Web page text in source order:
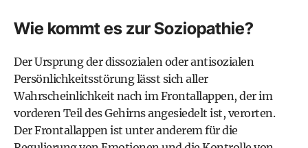
Wie kommt es zur Soziopathie?
Der Ursprung der dissozialen oder antisozialen
Persönlichkeitsstörung lässt sich aller
Wahrscheinlichkeit nach im Frontallappen, der im
vorderen Teil des Gehirns angesiedelt ist, verorten.
Der Frontallappen ist unter anderem für die